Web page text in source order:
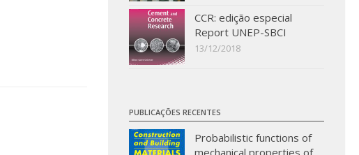
CCR: edição especial
Report UNEP-SBCI
13/12/2018
PUBLICAÇÕES RECENTES
Probabilistic functions of